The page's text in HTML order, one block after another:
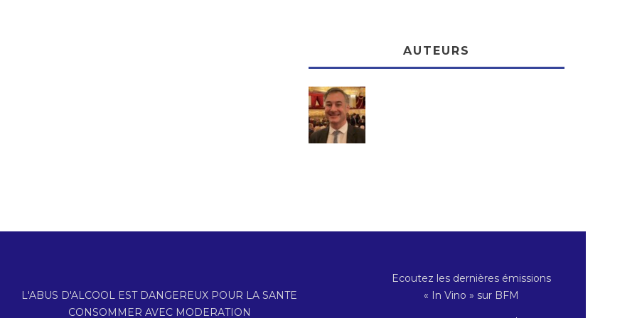
AUTEURS
L'ABUS D'ALCOOL EST DANGEREUX POUR LA SANTE
CONSOMMER AVEC MODERATION
Ecoutez les dernières émissions
« In Vino » sur BFM